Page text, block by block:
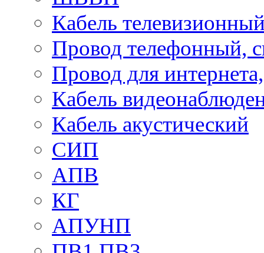
Кабель
Провод телефонный,
Провод для
Кабель
Кабель акустический
СИП
АПВ
КГ
АПУНП